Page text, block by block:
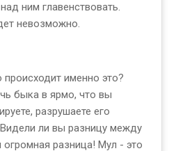
ним главенствовать.
невозможно.
именно это?
быка в ярмо, что вы
разрушаете его
ли вы разницу между
разница! Мул - это